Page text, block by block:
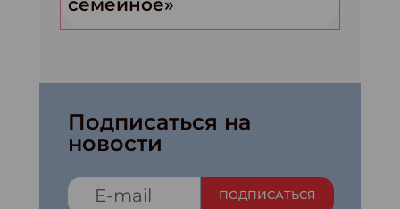
Подписаться на
новости
ПОДПИСАТЬСЯ